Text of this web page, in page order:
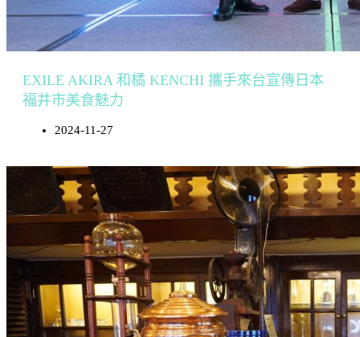
EXILE AKIRA 和橘 KENCHI 攜手來台宣傳日本
福井市美食魅力
2024-11-27